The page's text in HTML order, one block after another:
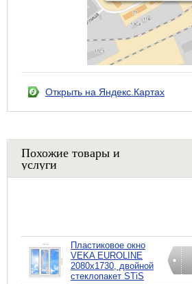
Открыть на Яндекс.Картах
Похожие товары и
услуги
Пластиковое окно
VEKA EUROLINE
2080х1730, двойной
стеклопакет STiS